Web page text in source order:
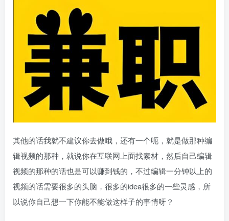
其他的话我就不建议你去做哦，还有一个呃，就是做那种编
辑视频的那种，就说你在互联网上面找素材，然后自己编辑
视频的那种的话也是可以赚到钱的，不过编辑一分钟以上的
视频的话需要很多的头脑，很多的idea很多的一些灵感，所
以说你自己想一下你能不能做这样子的事情呀？